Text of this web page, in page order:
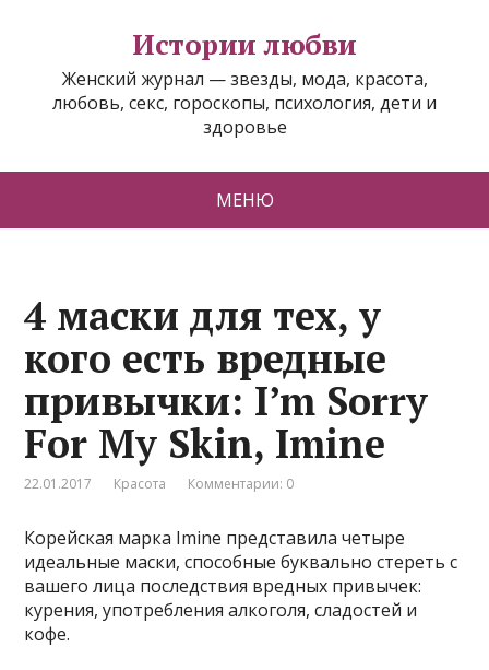
Истории любви
Женский журнал — звезды, мода, красота,
любовь, секс, гороскопы, психология, дети и
здоровье
МЕНЮ
4 маски для тех, у
кого есть вредные
привычки: I’m Sorry
For My Skin, Imine
22.01.2017 Красота Комментарии: 0
Корейская марка Imine представила четыре
идеальные маски, способные буквально стереть с
вашего лица последствия вредных привычек:
курения, употребления алкоголя, сладостей и
кофе.